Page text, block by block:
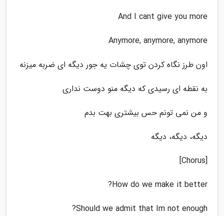
And I cant give you more
Anymore, anymore, anymore
اون طرز نگاه کردن توی چشات یه جور دیگه ای ضربه میزنه
به نقطه ای رسیدی که دیگه منو دوست نداری
و من نمی تونم حس بیشتری بهت بدم
دیگه، دیگه، دیگه
[Chorus]
How do we make it better?
Should we admit that Im not enough?